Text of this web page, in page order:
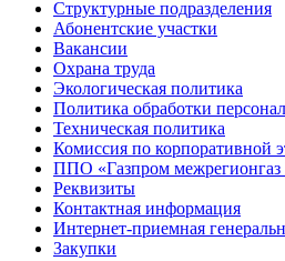
Структурные подразделения
Абонентские участки
Вакансии
Охрана труда
Экологическая политика
Политика обработки
Техническая политика
Комиссия по корпоративной
ППО «Газпром межрегионгаз
Реквизиты
Контактная информация
Интернет-приемная
Закупки